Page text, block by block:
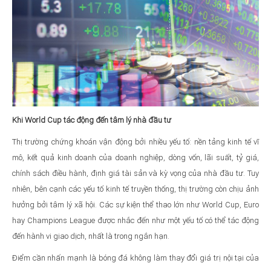
Khi World Cup tác động đến tâm lý nhà đầu tư
Thị trường chứng khoán vận động bởi nhiều yếu tố: nền tảng kinh tế vĩ
mô, kết quả kinh doanh của doanh nghiệp, dòng vốn, lãi suất, tỷ giá,
chính sách điều hành, định giá tài sản và kỳ vọng của nhà đầu tư. Tuy
nhiên, bên cạnh các yếu tố kinh tế truyền thống, thị trường còn chịu ảnh
hưởng bởi tâm lý xã hội. Các sự kiện thể thao lớn như World Cup, Euro
hay Champions League được nhắc đến như một yếu tố có thể tác động
đến hành vi giao dịch, nhất là trong ngắn hạn.
Điểm cần nhấn mạnh là bóng đá không làm thay đổi giá trị nội tại của